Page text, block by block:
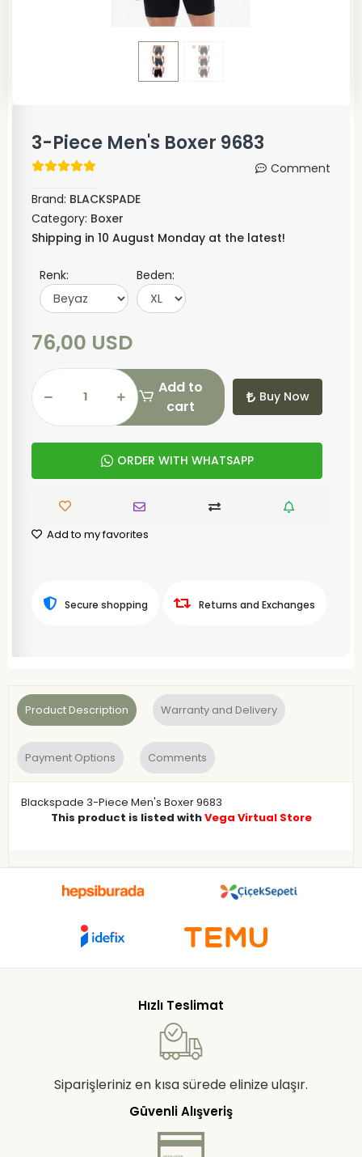
3-Piece Men's Boxer 9683
Comment
Brand: BLACKSPADE
Category: Boxer
Shipping in 10 August Monday at the latest!
Renk: Beden:
76,00 USD
Add to
cart
Buy Now
ORDER WITH WHATSAPP
Add to my favorites
Secure shopping Returns and Exchanges
Product Description Warranty and Delivery
Payment Options Comments
Blackspade 3-Piece Men's Boxer 9683
This product is listed withVega Virtual Store
Hızlı Teslimat
Siparişleriniz en kısa sürede elinize ulaşır.
Güvenli Alışveriş